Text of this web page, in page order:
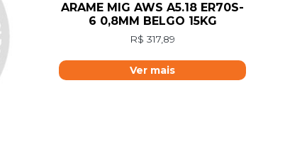
ARAME MIG AWS A5.18 ER70S-
6 0,8MM BELGO 15KG
R$ 317,89
Ver mais